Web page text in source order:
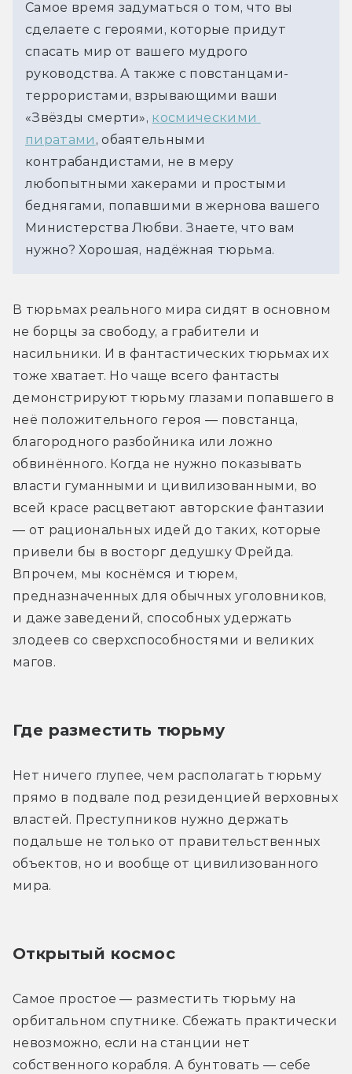
Самое время задуматься о том, что вы
сделаете с героями, которые придут
спасать мир от вашего мудрого
руководства. А также с повстанцами-
террористами, взрывающими ваши
«Звёзды смерти», космическими
пиратами , обаятельными
контрабандистами, не в меру
любопытными хакерами и простыми
беднягами, попавшими в жернова вашего
Министерства Любви. Знаете, что вам
нужно? Хорошая, надёжная тюрьма.
В тюрьмах реального мира сидят в основном
не борцы за свободу, а грабители и
насильники. И в фантастических тюрьмах их
тоже хватает. Но чаще всего фантасты
демонстрируют тюрьму глазами попавшего в
неё положительного героя — повстанца,
благородного разбойника или ложно
обвинённого. Когда не нужно показывать
власти гуманными и цивилизованными, во
всей красе расцветают авторские фантазии
— от рациональных идей до таких, которые
привели бы в восторг дедушку Фрейда.
Впрочем, мы коснёмся и тюрем,
предназначенных для обычных уголовников,
и даже заведений, способных удержать
злодеев со сверхспособностями и великих
магов.
Где разместить тюрьму
Нет ничего глупее, чем располагать тюрьму
прямо в подвале под резиденцией верховных
властей. Преступников нужно держать
подальше не только от правительственных
объектов, но и вообще от цивилизованного
мира.
Открытый космос
Самое простое — разместить тюрьму на
орбитальном спутнике. Сбежать практически
невозможно, если на станции нет
собственного корабля. А бунтовать — себе